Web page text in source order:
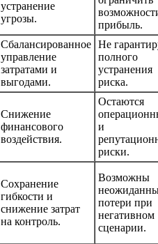
устранение
угрозы.
прибыль.
Сбалансированное
управление
затратами и
выгодами.
Не
полного
устранения
риска.
Снижение
финансового
воздействия.
Остаются
и
риски.
Сохранение
гибкости и
снижение затрат
на контроль.
Возможны
потери при
негативном
сценарии.